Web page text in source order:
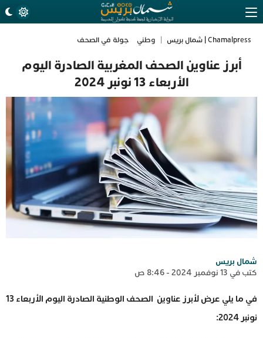
Chamalpress | شمال بريس وطني جولة في الصحف
أبرز عناوين الصحف المغربية الصادرة اليوم
الأربعاء 13 نونبر 2024
شمال بريس
كتب في 13 نوفمبر 2024 - 8:46 ص
في ما يلي عرض لأبرز عناوين الصحف
الوطنية الصادرة اليوم الأربعاء 13
نونبر 2024: